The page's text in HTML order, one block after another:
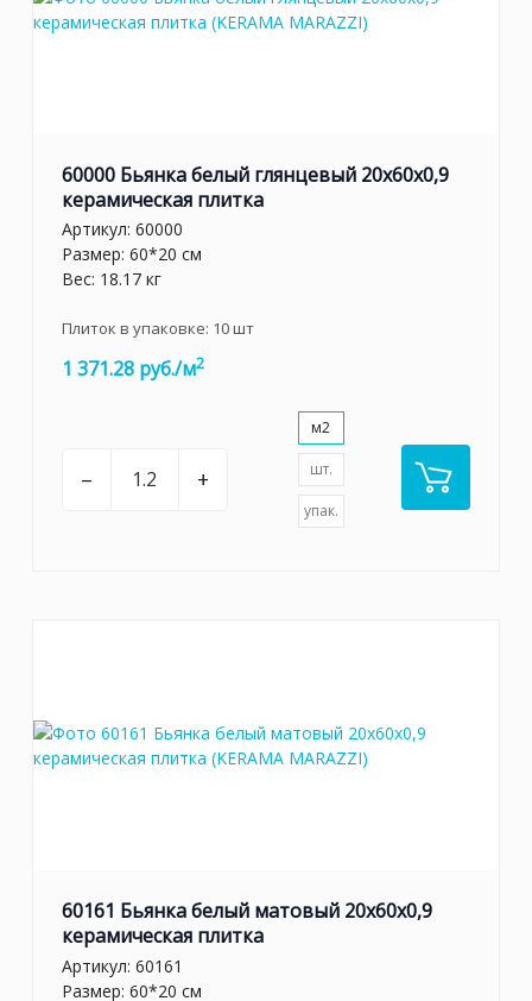
60000 Бьянка белый глянцевый 20x60x0,9
керамическая плитка
Артикул: 60000
Размер: 60*20 см
Вес: 18.17 кг
Плиток в упаковке: 10шт
1 371.28 руб./м2
– +
м2
шт.
упак.
60161 Бьянка белый матовый 20x60x0,9
керамическая плитка
Артикул: 60161
Размер: 60*20 см